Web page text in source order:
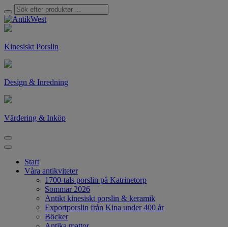
Kinesiskt Porslin
Design & Inredning
Värdering & Inköp
Start
Våra antikviteter
1700-tals porslin på Katrinetorp
Sommar 2026
Antikt kinesiskt porslin & keramik
Exportporslin från Kina under 400 år
Böcker